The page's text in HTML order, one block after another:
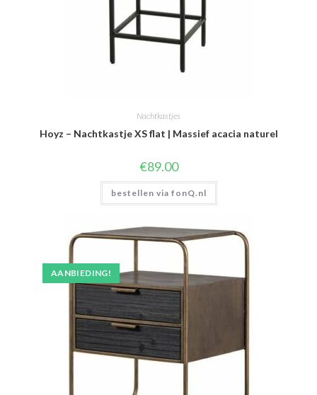
Nachtkastjes
Hoyz – Nachtkastje XS flat | Massief acacia naturel
€89.00
bestellen via fonQ.nl
AANBIEDING!